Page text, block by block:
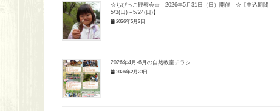
☆ちびっこ観察会☆ 2026年5月31日（日）開催 ☆【申込期間：
5/3(日)～5/24(日)】
2026年5月3日
2026年4月-6月の自然教室チラシ
2026年2月23日